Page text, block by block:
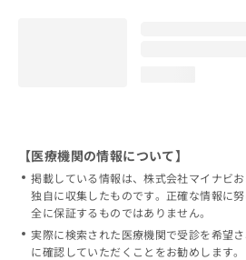
【医療機関の情報について】
掲載している情報は、株式会社マイナビ
独自に収集したものです。正確な情報に
全に保証するものではありません。
実際に検索された医療機関で受診を希望
に確認していただくことをお勧めします。